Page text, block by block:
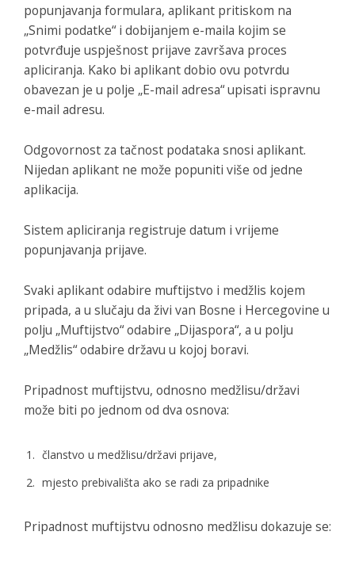
popunjavanja formulara, aplikant pritiskom na
„Snimi podatke“ i dobijanjem e-maila kojim se
potvrđuje uspješnost prijave završava proces
apliciranja. Kako bi aplikant dobio ovu potvrdu
obavezan je u polje „E-mail adresa“ upisati ispravnu
e-mail adresu.
Odgovornost za tačnost podataka snosi aplikant.
Nijedan aplikant ne može popuniti više od jedne
aplikacija.
Sistem apliciranja registruje datum i vrijeme
popunjavanja prijave.
Svaki aplikant odabire muftijstvo i medžlis kojem
pripada, a u slučaju da živi van Bosne i Hercegovine u
polju „Muftijstvo“ odabire „Dijaspora“, a u polju
„Medžlis“ odabire državu u kojoj boravi.
Pripadnost muftijstvu, odnosno medžlisu/državi
može biti po jednom od dva osnova:
članstvo u medžlisu/državi prijave,
mjesto prebivališta ako se radi za pripadnike
Pripadnost muftijstvu odnosno medžlisu dokazuje se: